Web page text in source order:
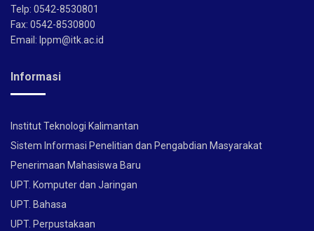
Telp: 0542-8530801
Fax: 0542-8530800
Email: lppm@itk.ac.id
Informasi
Institut Teknologi Kalimantan
Sistem Informasi Penelitian dan Pengabdian Masyarakat
Penerimaan Mahasiswa Baru
UPT. Komputer dan Jaringan
UPT. Bahasa
UPT. Perpustakaan